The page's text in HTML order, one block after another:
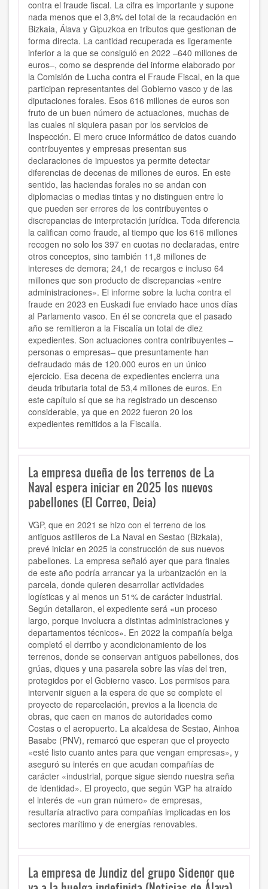
contra el fraude fiscal. La cifra es importante y supone
nada menos que el 3,8% del total de la recaudación en
Bizkaia, Álava y Gipuzkoa en tributos que gestionan de
forma directa. La cantidad recuperada es ligeramente
inferior a la que se consiguió en 2022 –640 millones de
euros–, como se desprende del informe elaborado por
la Comisión de Lucha contra el Fraude Fiscal, en la que
participan representantes del Gobierno vasco y de las
diputaciones forales. Esos 616 millones de euros son
fruto de un buen número de actuaciones, muchas de
las cuales ni siquiera pasan por los servicios de
Inspección. El mero cruce informático de datos cuando
contribuyentes y empresas presentan sus
declaraciones de impuestos ya permite detectar
diferencias de decenas de millones de euros. En este
sentido, las haciendas forales no se andan con
diplomacias o medias tintas y no distinguen entre lo
que pueden ser errores de los contribuyentes o
discrepancias de interpretación jurídica. Toda diferencia
la califican como fraude, al tiempo que los 616 millones
recogen no solo los 397 en cuotas no declaradas, entre
otros conceptos, sino también 11,8 millones de
intereses de demora; 24,1 de recargos e incluso 64
millones que son producto de discrepancias «entre
administraciones». El informe sobre la lucha contra el
fraude en 2023 en Euskadi fue enviado hace unos días
al Parlamento vasco. En él se concreta que el pasado
año se remitieron a la Fiscalía un total de diez
expedientes. Son actuaciones contra contribuyentes –
personas o empresas– que presuntamente han
defraudado más de 120.000 euros en un único
ejercicio. Esa decena de expedientes encierra una
deuda tributaria total de 53,4 millones de euros. En
este capítulo sí que se ha registrado un descenso
considerable, ya que en 2022 fueron 20 los
expedientes remitidos a la Fiscalía.
La empresa dueña de los terrenos de La
Naval espera iniciar en 2025 los nuevos
pabellones (El Correo, Deia)
VGP, que en 2021 se hizo con el terreno de los
antiguos astilleros de La Naval en Sestao (Bizkaia),
prevé iniciar en 2025 la construcción de sus nuevos
pabellones. La empresa señaló ayer que para finales
de este año podría arrancar ya la urbanización en la
parcela, donde quieren desarrollar actividades
logísticas y al menos un 51% de carácter industrial.
Según detallaron, el expediente será «un proceso
largo, porque involucra a distintas administraciones y
departamentos técnicos». En 2022 la compañía belga
completó el derribo y acondicionamiento de los
terrenos, donde se conservan antiguos pabellones, dos
grúas, diques y una pasarela sobre las vías del tren,
protegidos por el Gobierno vasco. Los permisos para
intervenir siguen a la espera de que se complete el
proyecto de reparcelación, previos a la licencia de
obras, que caen en manos de autoridades como
Costas o el aeropuerto. La alcaldesa de Sestao, Ainhoa
Basabe (PNV), remarcó que esperan que el proyecto
«esté listo cuanto antes para que vengan empresas», y
aseguró su interés en que acudan compañías de
carácter «industrial, porque sigue siendo nuestra seña
de identidad». El proyecto, que según VGP ha atraído
el interés de «un gran número» de empresas,
resultaría atractivo para compañías implicadas en los
sectores marítimo y de energías renovables.
La empresa de Jundiz del grupo Sidenor que